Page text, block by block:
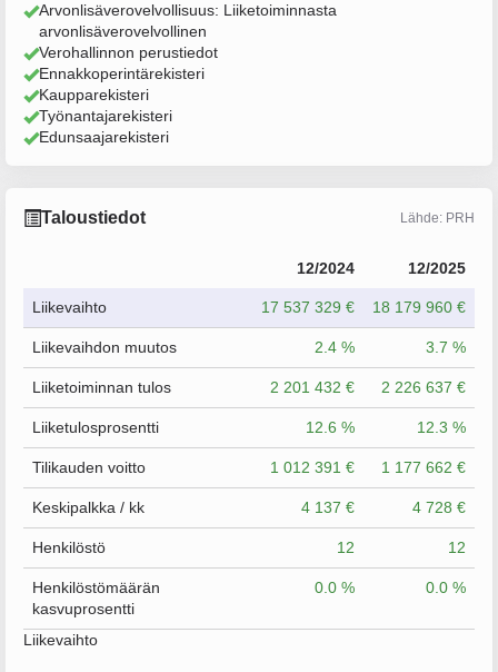
Arvonlisäverovelvollisuus: Liiketoiminnasta
arvonlisäverovelvollinen
Verohallinnon perustiedot
Ennakkoperintärekisteri
Kaupparekisteri
Työnantajarekisteri
Edunsaajarekisteri
Taloustiedot Lähde: PRH
12/2024 12/2025
Liikevaihto 17 537 329 € 18 179 960 €
Liikevaihdon muutos 2.4 % 3.7 %
Liiketoiminnan tulos 2 201 432 € 2 226 637 €
Liiketulosprosentti 12.6 % 12.3 %
Tilikauden voitto 1 012 391 € 1 177 662 €
Keskipalkka / kk 4 137 € 4 728 €
Henkilöstö 12 12
Henkilöstömäärän
kasvuprosentti
0.0 % 0.0 %
Liikevaihto